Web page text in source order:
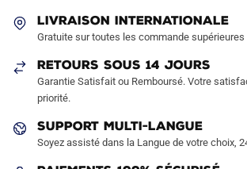
LIVRAISON INTERNATIONALE
Gratuite sur toutes les commande supérieures
RETOURS SOUS 14 JOURS
Garantie Satisfait ou Remboursé. Votre
priorité.
SUPPORT MULTI-LANGUE
Soyez assisté dans la Langue de votre choix,